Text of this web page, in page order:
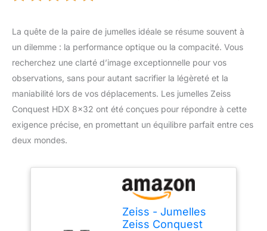
La quête de la paire de jumelles idéale se résume souvent à
un dilemme : la performance optique ou la compacité. Vous
recherchez une clarté d’image exceptionnelle pour vos
observations, sans pour autant sacrifier la légèreté et la
maniabilité lors de vos déplacements. Les jumelles Zeiss
Conquest HDX 8×32 ont été conçues pour répondre à cette
exigence précise, en promettant un équilibre parfait entre ces
deux mondes.
Zeiss - Jumelles
Zeiss Conquest